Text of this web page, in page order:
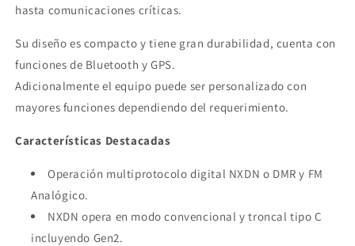
hasta comunicaciones críticas.
Su diseño es compacto y tiene gran durabilidad, cuenta con
funciones de Bluetooth y GPS.
Adicionalmente el equipo puede ser personalizado con
mayores funciones dependiendo del requerimiento.
Características Destacadas
Operación multiprotocolo digital NXDN o DMR y FM
Analógico.
NXDN opera en modo convencional y troncal tipo C
incluyendo Gen2.